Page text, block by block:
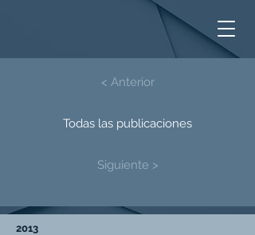
2013
< Anterior
Todas las publicaciones
Siguiente >